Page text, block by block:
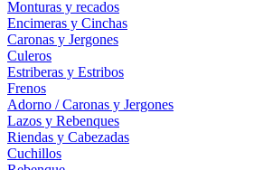
Monturas y recados
Encimeras y Cinchas
Caronas y Jergones
Culeros
Estriberas y Estribos
Frenos
Adorno / Caronas y Jergones
Lazos y Rebenques
Riendas y Cabezadas
Cuchillos